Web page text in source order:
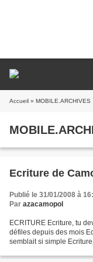
Accueil » MOBILE.ARCHIVES
Ecriture de
Publié le 31/01/2008 à
Par azacamopol
ECRITURE Ecriture, tu
défiles depuis des mois
semblait si simple